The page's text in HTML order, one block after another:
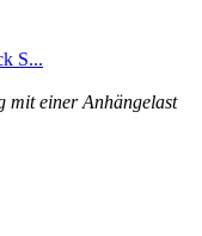
S...
mit einer Anhängelast